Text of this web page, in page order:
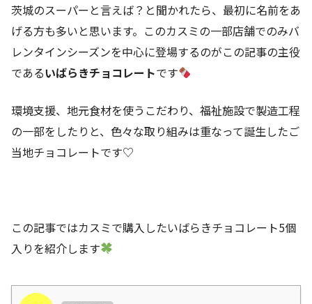
茨城のスーパーと言えば？と聞かれたら、最初に名前をあ
げる方も多いと思います。このカスミの一部店舗でのみバ
レンタインシーズンを中心に登場するのがこの記事の主役
であるいばらきチョコレートです
環境支援、地元食材を使うこだわり、福祉施設で製造工程
の一部をしたりと、色々な取り組みは重なって誕生したご
当地チョコレートです♡
この記事ではカスミで購入したいばらきチョコレート5個
入りを紹介します